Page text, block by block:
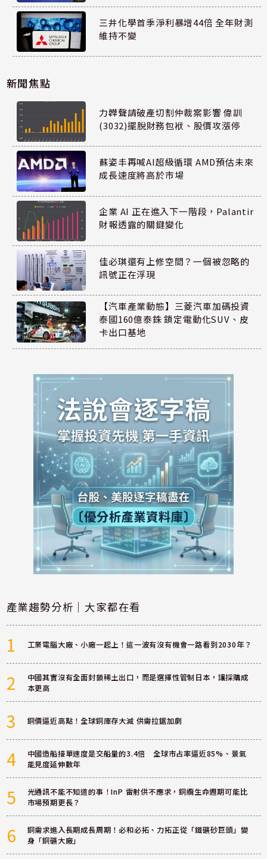
三井化學首季淨利暴增44倍 全年財測
維持不變
新聞焦點
力韡聲請破產切割仲裁案影響 偉訓
(3032)擺脫財務包袱、股價攻漲停
蘇姿丰再喊AI超級循環 AMD預估未來
成長速度將高於市場
企業 AI 正在進入下一階段，Palantir
財報透露的關鍵變化
佳必琪還有上修空間？一個被忽略的
訊號正在浮現
【汽車產業動態】三菱汽車加碼投資
泰國160億泰銖 鎖定電動化SUV、皮
卡出口基地
產業趨勢分析｜大家都在看
1 工業電腦大廠、小廠一起上！這一波有沒有機會一路看到2030年？
2
中國其實沒有全面封鎖稀土出口，而是選擇性管制日本，讓採購成
本更高
3 銅價逼近高點！全球銅庫存大減 供需拉鋸加劇
4
中國造船接單速度是交船量的3.4倍 全球市占率逼近85%、景氣
能見度延伸數年
5
光通訊不能不知道的事！InP 雷射供不應求，銅纜生命週期可能比
市場預期更長？
6
銅需求進入長期成長周期！必和必拓、力拓正從「鐵礦砂巨頭」變
身「銅礦大廠」